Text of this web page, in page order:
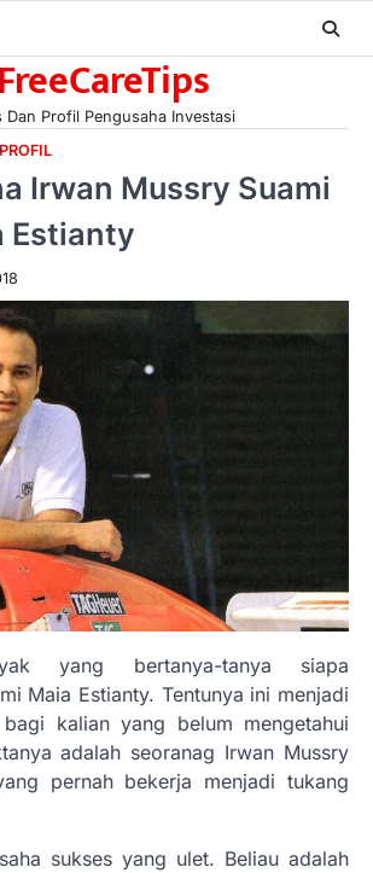
FreeCareTips
Dan Profil Pengusaha Investasi
PROFIL
Irwan Mussry Suami
Estianty
yang bertanya-tanya siapa
Maia Estianty. Tentunya ini menjadi
kalian yang belum mengetahui
adalah seoranag Irwan Mussry
pernah bekerja menjadi tukang
sukses yang ulet. Beliau adalah